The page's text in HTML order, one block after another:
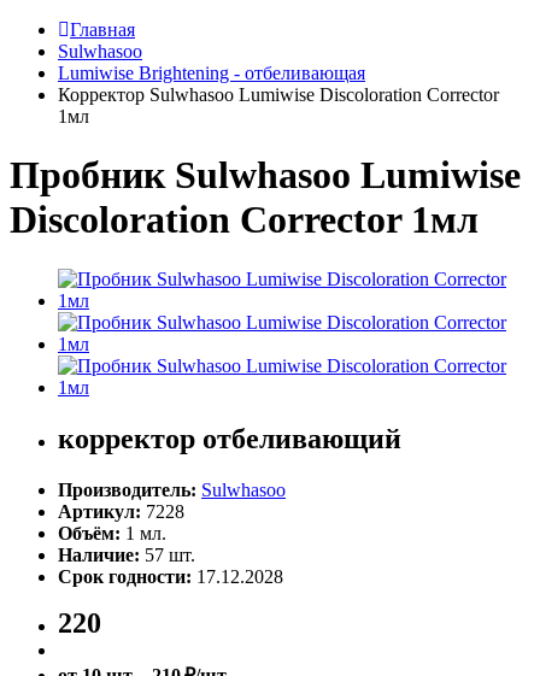
Главная
Sulwhasoo
Lumiwise Brightening - отбеливающая
Корректор Sulwhasoo Lumiwise Discoloration Corrector
1мл
Пробник Sulwhasoo Lumiwise
Discoloration Corrector 1мл
корректор отбеливающий
Производитель: Sulwhasoo
Артикул: 7228
Объём: 1 мл.
Наличие: 57 шт.
Срок годности: 17.12.2028
220